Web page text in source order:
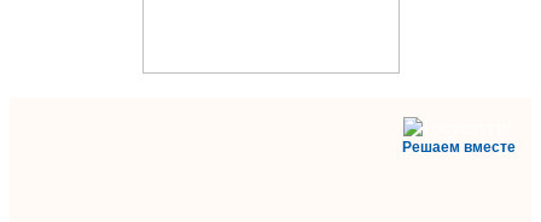
Решаем вместе